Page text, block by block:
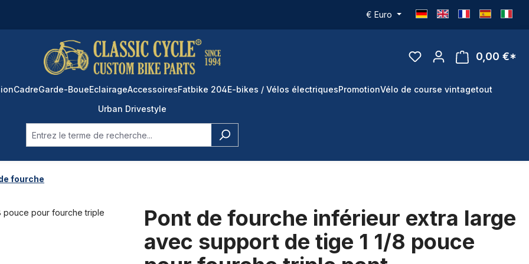
€ Euro
0,00 €*
CadreGarde-BoueEclairageAccessoiresFatbike 204E-bikes / Vélos électriquesPromotionVélo de course vintagetout
Urban Drivestyle
fourche
Pont de fourche inférieur extra large
avec support de tige 1 1/8 pouce